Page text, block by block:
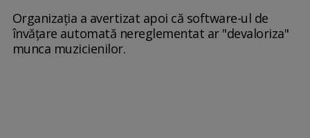
Organizația a avertizat apoi că software-ul de
învățare automată nereglementat ar "devaloriza"
munca muzicienilor.